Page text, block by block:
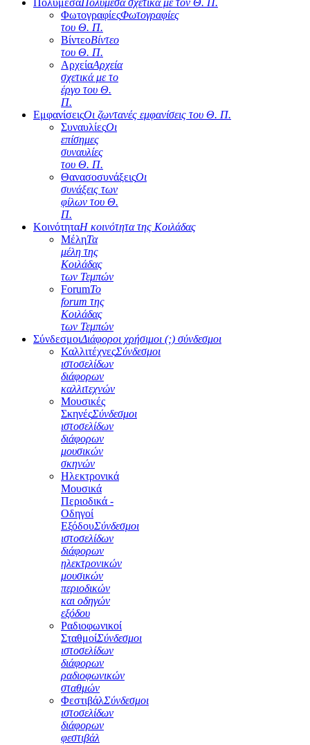
ΠολυμέσαΠολυμέσα σχετικά με τον Θ. Π.
ΦωτογραφίεςΦωτογραφίες
του Θ. Π.
ΒίντεοΒίντεο
του Θ. Π.
ΑρχείαΑρχεία
σχετικά με το
έργο του Θ.
Π.
ΕμφανίσειςΟι ζωντανές εμφανίσεις του Θ. Π.
ΣυναυλίεςΟι
επίσημες
συναυλίες
του Θ. Π.
ΘανασοσυνάξειςΟι
συνάξεις των
φίλων του Θ.
Π.
ΚοινότηταΗ κοινότητα της Κοιλάδας
ΜέληΤα
μέλη της
Κοιλάδας
των Τεμπών
ForumΤο
forum της
Κοιλάδας
των Τεμπών
ΣύνδεσμοιΔιάφοροι χρήσιμοι (;) σύνδεσμοι
ΚαλλιτέχνεςΣύνδεσμοι
ιστοσελίδων
διάφορων
καλλιτεχνών
Μουσικές
ΣκηνέςΣύνδεσμοι
ιστοσελίδων
διάφορων
μουσικών
σκηνών
Ηλεκτρονικά
Μουσικά
Περιοδικά -
Οδηγοί
ΕξόδουΣύνδεσμοι
ιστοσελίδων
διάφορων
ηλεκτρονικών
μουσικών
περιοδικών
και οδηγών
εξόδου
Ραδιοφωνικοί
ΣταθμοίΣύνδεσμοι
ιστοσελίδων
διάφορων
ραδιοφωνικών
σταθμών
ΦεστιβάλΣύνδεσμοι
ιστοσελίδων
διάφορων
φεστιβάλ